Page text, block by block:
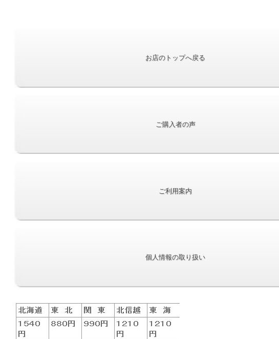
お店のトップへ戻る
ご購入者の声
ご利用案内
個人情報の取り扱い